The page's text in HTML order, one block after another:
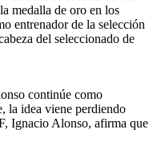
medalla de oro en los
entrenador de la selección
del seleccionado de
continúe como
la idea viene perdiendo
Ignacio Alonso, afirma que